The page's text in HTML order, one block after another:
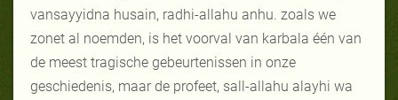
vansayyidna husain, radhi-allahu anhu. zoals we
zonet al noemden, is het voorval van karbala één van
de meest tragische gebeurtenissen in onze
geschiedenis, maar de profeet, sall-allahu alayhi wa